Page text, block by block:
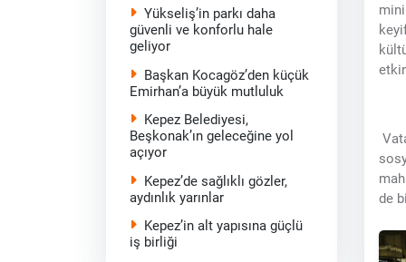
Yükseliş’in parkı daha
güvenli ve konforlu hale
geliyor
Başkan Kocagöz’den küçük
Emirhan’a büyük mutluluk
Kepez Belediyesi,
Beşkonak’ın geleceğine yol
açıyor
Kepez’de sağlıklı gözler,
aydınlık yarınlar
Kepez’in alt yapısına güçlü
iş birliği
de